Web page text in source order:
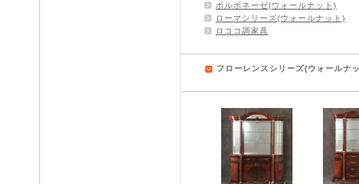
ボルボネーゼ(ウォールナット)
ローマシリーズ(ウォールナット)
ロココ調家具
フローレンスシリーズ(ウォールナ